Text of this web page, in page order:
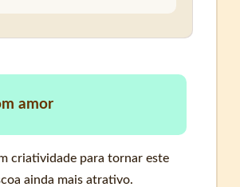
amor
criatividade para tornar este
ainda mais atrativo.